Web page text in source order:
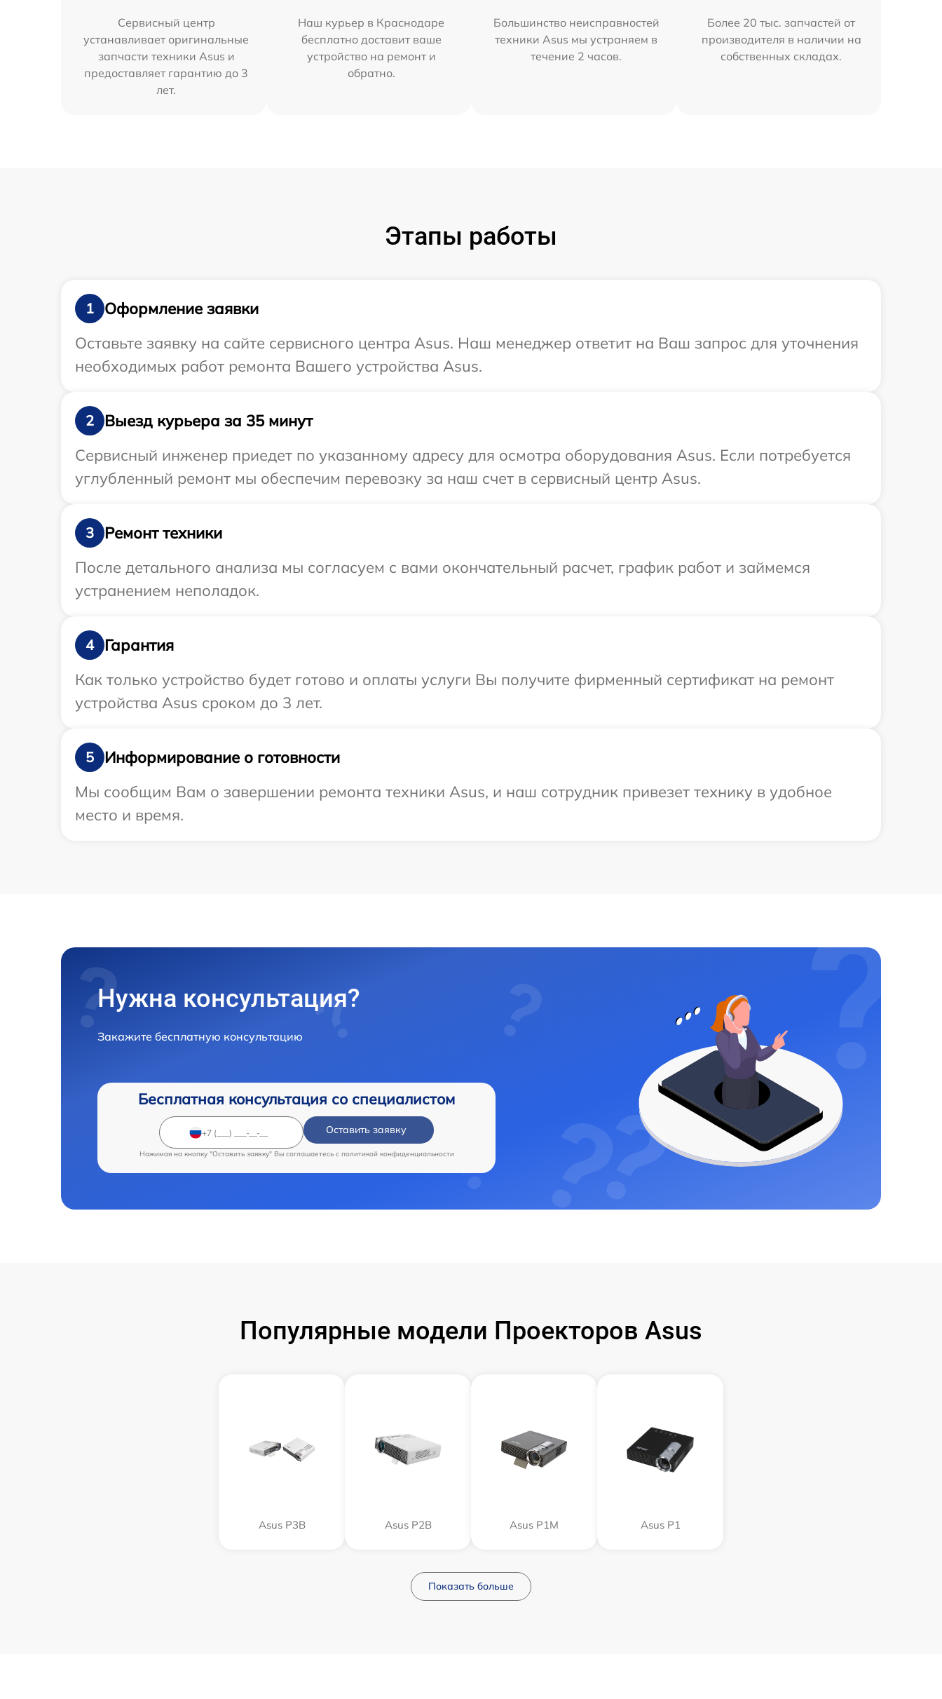
Сервисный центр
устанавливает оригинальные
запчасти техники Asus и
предоставляет гарантию до 3
лет.
Наш курьер в Краснодаре
бесплатно доставит ваше
устройство на ремонт и
обратно.
Большинство неисправностей
техники Asus мы устраняем в
течение 2 часов.
Более 20 тыс. запчастей от
производителя в наличии на
собственных складах.
Этапы работы
1
Оформление заявки
Оставьте заявку на сайте сервисного центра Asus. Наш менеджер ответит на Ваш запрос для уточнения
необходимых работ ремонта Вашего устройства Asus.
2
Выезд курьера за 35 минут
Сервисный инженер приедет по указанному адресу для осмотра оборудования Asus. Если потребуется
углубленный ремонт мы обеспечим перевозку за наш счет в сервисный центр Asus.
3
Ремонт техники
После детального анализа мы согласуем с вами окончательный расчет, график работ и займемся
устранением неполадок.
4
Гарантия
Как только устройство будет готово и оплаты услуги Вы получите фирменный сертификат на ремонт
устройства Asus сроком до 3 лет.
5
Информирование о готовности
Мы сообщим Вам о завершении ремонта техники Asus, и наш сотрудник привезет технику в удобное
место и время.
Нужна консультация?
Закажите бесплатную консультацию
Бесплатная консультация со специалистом
Оставить заявку
Нажимая на кнопку "Оставить заявку" Вы соглашаетесь c политикой конфиденциальности
Популярные модели Проекторов Asus
Asus P3B Asus P2B Asus P1M Asus P1
Показать больше